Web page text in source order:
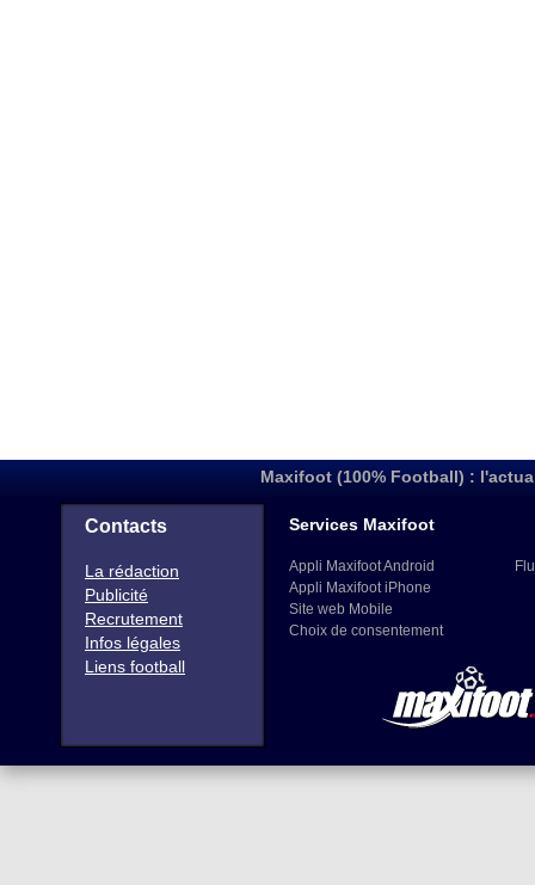
Maxifoot (100% Football) :
Contacts
La rédaction
Publicité
Recrutement
Infos légales
Liens football
Services Maxifoot
Appli Maxifoot Android
Appli Maxifoot iPhone
Site web Mobile
Choix de consentement